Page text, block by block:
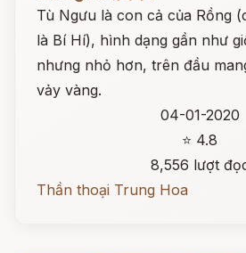
Tù Ngưu là con cả của Rồng
là Bí Hí), hình dạng gần như
nhưng nhỏ hơn, trên đầu
vảy vàng.
04-01-2020
⭐ 4.8
8,556 lượt
Thần thoại Trung Hoa